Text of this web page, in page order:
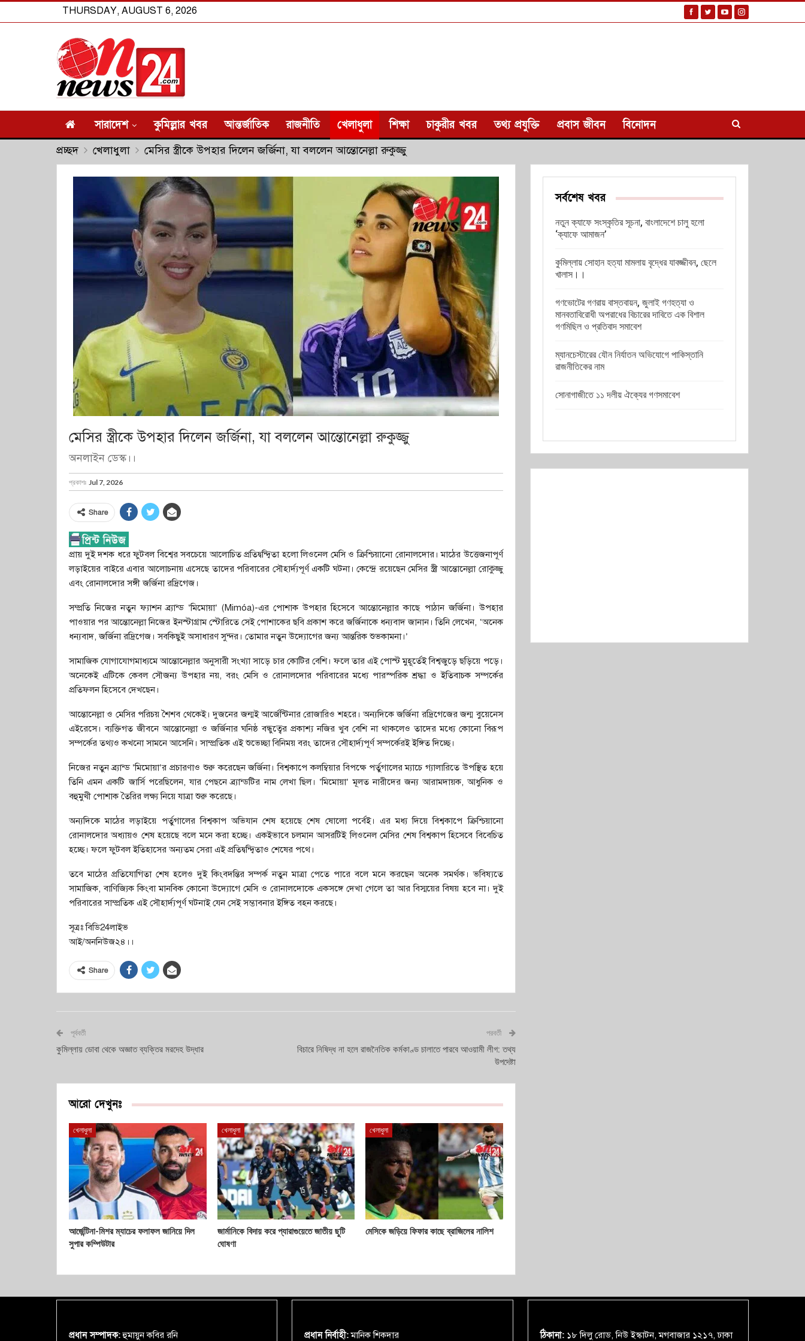
THURSDAY, AUGUST 6, 2026
সারাদেশ কুমিল্লার খবর আন্তর্জাতিক রাজনীতি খেলাধুলা শিক্ষা চাকুরীর খবর তথ্য প্রযুক্তি প্রবাস জীবন বিনোদন
প্রচ্ছদ খেলাধুলা মেসির স্ত্রীকে উপহার দিলেন জর্জিনা, যা বললেন আন্তোনেল্লা রুকুজ্জু
মেসির স্ত্রীকে উপহার দিলেন জর্জিনা, যা বললেন আন্তোনেল্লা রুকুজ্জু
অনলাইন ডেস্ক।।
প্রকাশঃ Jul 7, 2026
Share
প্রায় দুই দশক ধরে ফুটবল বিশ্বের সবচেয়ে আলোচিত প্রতিদ্বন্দ্বিতা হলো লিওনেল মেসি ও ক্রিশ্চিয়ানো রোনালদোর। মাঠের উত্তেজনাপূর্ণ
লড়াইয়ের বাইরে এবার আলোচনায় এসেছে তাদের পরিবারের সৌহার্দ্যপূর্ণ একটি ঘটনা। কেন্দ্রে রয়েছেন মেসির স্ত্রী আন্তোনেল্লা রোকুজ্জু
এবং রোনালদোর সঙ্গী জর্জিনা রদ্রিগেজ।
সম্প্রতি নিজের নতুন ফ্যাশন ব্র্যান্ড ‘মিমোয়া’ (Mimóa)-এর পোশাক উপহার হিসেবে আন্তোনেল্লার কাছে পাঠান জর্জিনা। উপহার
পাওয়ার পর আন্তোনেল্লা নিজের ইনস্টাগ্রাম স্টোরিতে সেই পোশাকের ছবি প্রকাশ করে জর্জিনাকে ধন্যবাদ জানান। তিনি লেখেন, ‘অনেক
ধন্যবাদ, জর্জিনা রদ্রিগেজ। সবকিছুই অসাধারণ সুন্দর। তোমার নতুন উদ্যোগের জন্য আন্তরিক শুভকামনা।’
সামাজিক যোগাযোগমাধ্যমে আন্তোনেল্লার অনুসারী সংখ্যা সাড়ে চার কোটির বেশি। ফলে তার এই পোস্ট মুহূর্তেই বিশ্বজুড়ে ছড়িয়ে পড়ে।
অনেকেই এটিকে কেবল সৌজন্য উপহার নয়, বরং মেসি ও রোনালদোর পরিবারের মধ্যে পারস্পরিক শ্রদ্ধা ও ইতিবাচক সম্পর্কের
প্রতিফলন হিসেবে দেখছেন।
আন্তোনেল্লা ও মেসির পরিচয় শৈশব থেকেই। দুজনের জন্মই আর্জেন্টিনার রোজারিও শহরে। অন্যদিকে জর্জিনা রদ্রিগেজের জন্ম বুয়েনেস
এইরেসে। ব্যক্তিগত জীবনে আন্তোনেল্লা ও জর্জিনার ঘনিষ্ঠ বন্ধুত্বের প্রকাশ্য নজির খুব বেশি না থাকলেও তাদের মধ্যে কোনো বিরূপ
সম্পর্কের তথ্যও কখনো সামনে আসেনি। সাম্প্রতিক এই শুভেচ্ছা বিনিময় বরং তাদের সৌহার্দ্যপূর্ণ সম্পর্কেরই ইঙ্গিত দিচ্ছে।
নিজের নতুন ব্র্যান্ড ‘মিমোয়া’র প্রচারণাও শুরু করেছেন জর্জিনা। বিশ্বকাপে কলম্বিয়ার বিপক্ষে পর্তুগালের ম্যাচে গ্যালারিতে উপস্থিত হয়ে
তিনি এমন একটি জার্সি পরেছিলেন, যার পেছনে ব্র্যান্ডটির নাম লেখা ছিল। ‘মিমোয়া’ মূলত নারীদের জন্য আরামদায়ক, আধুনিক ও
বহুমুখী পোশাক তৈরির লক্ষ্য নিয়ে যাত্রা শুরু করেছে।
অন্যদিকে মাঠের লড়াইয়ে পর্তুগালের বিশ্বকাপ অভিযান শেষ হয়েছে শেষ ষোলো পর্বেই। এর মধ্য দিয়ে বিশ্বকাপে ক্রিশ্চিয়ানো
রোনালদোর অধ্যায়ও শেষ হয়েছে বলে মনে করা হচ্ছে। একইভাবে চলমান আসরটিই লিওনেল মেসির শেষ বিশ্বকাপ হিসেবে বিবেচিত
হচ্ছে। ফলে ফুটবল ইতিহাসের অন্যতম সেরা এই প্রতিদ্বন্দ্বিতাও শেষের পথে।
তবে মাঠের প্রতিযোগিতা শেষ হলেও দুই কিংবদন্তির সম্পর্ক নতুন মাত্রা পেতে পারে বলে মনে করছেন অনেক সমর্থক। ভবিষ্যতে
সামাজিক, বাণিজ্যিক কিংবা মানবিক কোনো উদ্যোগে মেসি ও রোনালদোকে একসঙ্গে দেখা গেলে তা আর বিস্ময়ের বিষয় হবে না। দুই
পরিবারের সাম্প্রতিক এই সৌহার্দ্যপূর্ণ ঘটনাই যেন সেই সম্ভাবনার ইঙ্গিত বহন করছে।
সূত্রঃ বিডি24লাইভ
আই/অননিউজ২৪।।
Share
পূর্ববর্তী
কুমিল্লায় ডোবা থেকে অজ্ঞাত ব্যক্তির মরদেহ উদ্ধার
পরবর্তী
বিচারে নিষিদ্ধ না হলে রাজনৈতিক কর্মকাণ্ড চালাতে পারবে আওয়ামী লীগ: তথ্য
উপদেষ্টা
আরো দেখুনঃ
খেলাধুলা
আর্জেন্টিনা-মিশর ম্যাচের ফলাফল জানিয়ে দিল
সুপার কম্পিউটার
খেলাধুলা
জার্মানিকে বিদায় করে প্যারাগুয়েতে জাতীয় ছুটি
ঘোষণা
খেলাধুলা
মেসিকে জড়িয়ে ফিফার কাছে ব্রাজিলের নালিশ
সর্বশেষ খবর
নতুন ক্যাফে সংস্কৃতির সূচনা, বাংলাদেশে চালু হলো
‘ক্যাফে আমাজন’
কুমিল্লায় সোহান হত্যা মামলায় বৃদ্ধের যাবজ্জীবন, ছেলে
খালাস।।
গণভোটের গণরায় বাস্তবায়ন, জুলাই গণহত্যা ও
মানবতাবিরোধী অপরাধের বিচারের দাবিতে এক বিশাল
গণমিছিল ও প্রতিবাদ সমাবেশ
ম্যানচেস্টারের যৌন নির্যাতন অভিযোগে পাকিস্তানি
রাজনীতিকের নাম
সোনাগাজীতে ১১ দলীয় ঐক্যের গণসমাবেশ
প্রধান সম্পাদক:হুমায়ুন কবির রনি প্রধান নির্বাহী:মানিক শিকদার ঠিকানা:১৮ দিলু রোড, নিউ ইস্কাটন, মগবাজার ১২১৭, ঢাকা